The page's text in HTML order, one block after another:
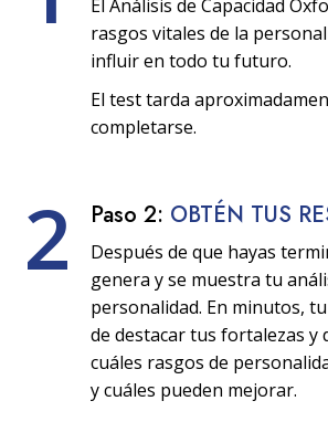
El Análisis de Capacidad
rasgos vitales de la
influir en todo tu futuro.
El test tarda
completarse.
2 Paso 2: OBTÉN TUS
Después de que hayas
genera y se muestra tu
personalidad. En minutos,
de destacar tus fortalezas y
cuáles rasgos de
y cuáles pueden mejorar.